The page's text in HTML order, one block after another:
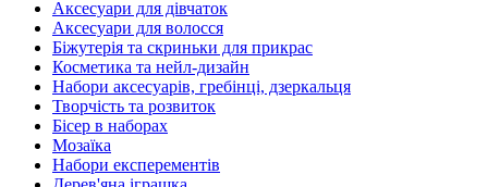
Аксесуари для дівчаток
Аксесуари для волосся
Біжутерія та скриньки для прикрас
Косметика та нейл-дизайн
Набори аксесуарів, гребінці, дзеркальця
Творчість та розвиток
Бісер в наборах
Мозаїка
Набори експерементів